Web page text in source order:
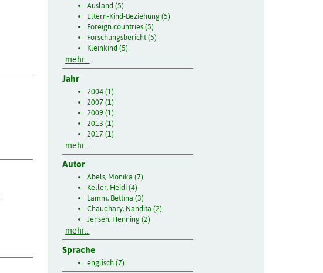
Ausland (5)
Eltern-Kind-Beziehung (5)
Foreign countries (5)
Forschungsbericht (5)
Kleinkind (5)
mehr...
Jahr
2004 (1)
2007 (1)
2009 (1)
2013 (1)
2017 (1)
mehr...
Autor
Abels, Monika (7)
Keller, Heidi (4)
Lamm, Bettina (3)
Chaudhary, Nandita (2)
Jensen, Henning (2)
mehr...
Sprache
englisch (7)